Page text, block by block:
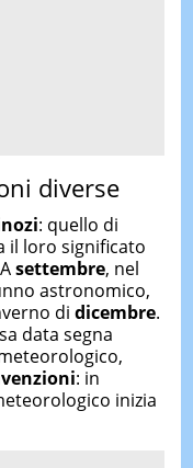
diverse
: quello di
il loro significato
settembre, nel
astronomico,
di dicembre.
data segna
: in
inizia